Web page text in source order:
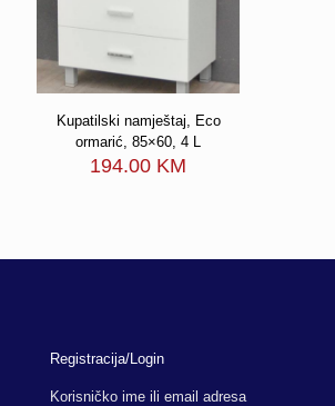
Kupatilski namještaj, Eco
ormarić, 85×60, 4 L
194.00 KM
Registracija/Login
Korisničko ime ili email adresa